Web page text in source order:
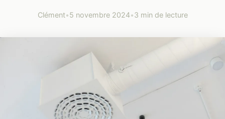
Clément•5 novembre 2024•3 min de lecture